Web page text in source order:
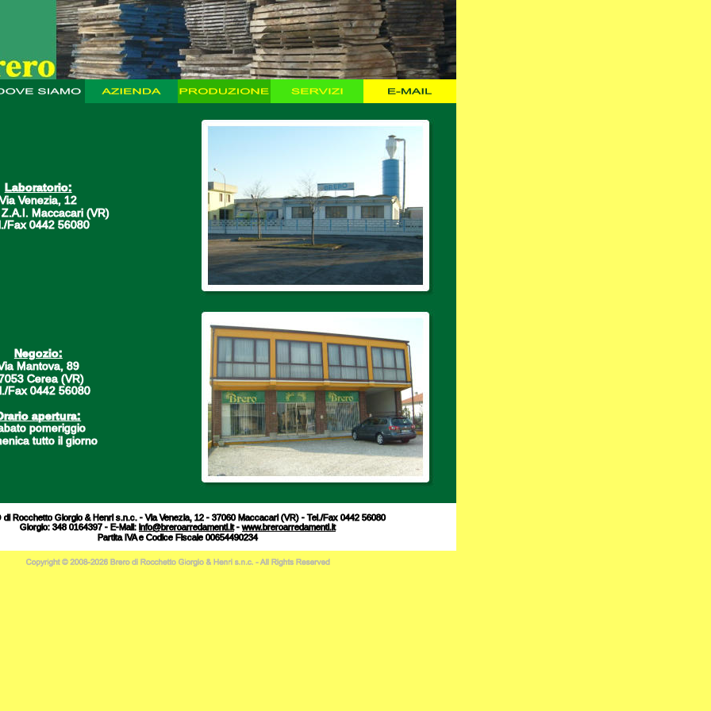
di Rocchetto Giorgio & Henri s.n.c. - Via Venezia, 12 - 37060 Maccacari (VR) - Tel./Fax 0442 56080
Giorgio: 348 0164397 - E-Mail: info@breroarredamenti.it - www.breroarredamenti.it
Partita IVA e Codice Fiscale 00654490234
Laboratorio:
Via Venezia, 12
Maccacari (VR)
Fax 0442 56080
Negozio:
Mantova, 89
Cerea (VR)
Fax 0442 56080
apertura:
pomeriggio
tutto il giorno